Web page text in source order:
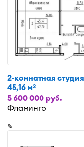
2-комнатная студия
45,16 м2
5 600 000 руб.
Фламинго
✎